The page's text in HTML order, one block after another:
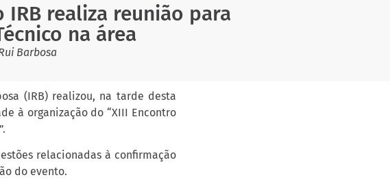
IRB realiza reunião para
na área
Barbosa
(IRB) realizou, na tarde desta
à organização do “XIII Encontro
relacionadas à confirmação
do evento.